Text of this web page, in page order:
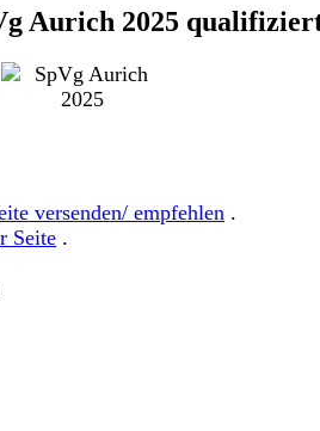
Aurich 2025
versenden/ empfehlen .
Seite .